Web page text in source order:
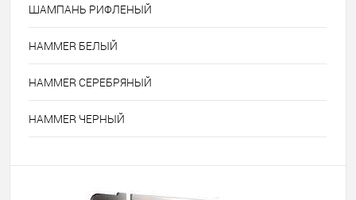
ШАМПАНЬ РИФЛЕНЫЙ
HAMMER БЕЛЫЙ
HAMMER СЕРЕБРЯНЫЙ
HAMMER ЧЕРНЫЙ